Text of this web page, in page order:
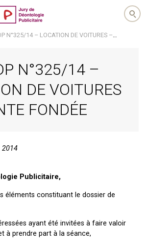
N°325/14 –
DE VOITURES
FONDÉE
2014
Publicitaire,
éléments constituant le dossier de
ayant été invitées à faire valoir
à prendre part à la séance,